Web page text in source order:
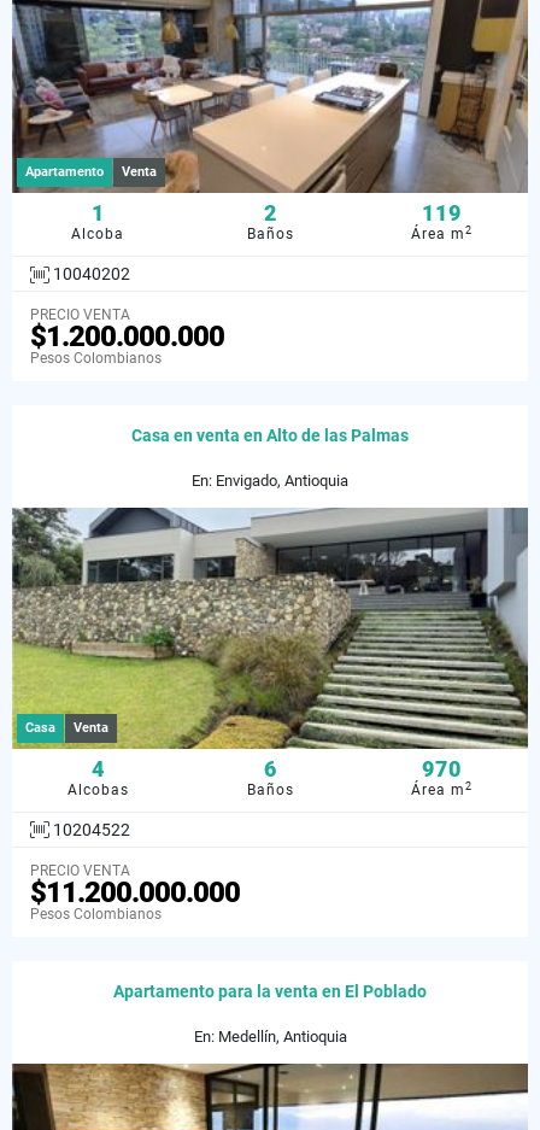
Apartamento Venta
1
Alcoba
2
Baños
119
Área m2
10040202
PRECIO VENTA
$1.200.000.000
Pesos Colombianos
Casa en venta en Alto de las Palmas
En: Envigado, Antioquia
Casa Venta
4
Alcobas
6
Baños
970
Área m2
10204522
PRECIO VENTA
$11.200.000.000
Pesos Colombianos
Apartamento para la venta en El Poblado
En: Medellín, Antioquia